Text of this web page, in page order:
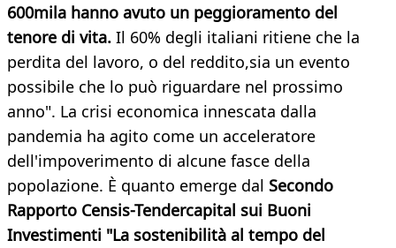
600mila hanno avuto un peggioramento del
tenore di vita. Il 60% degli italiani ritiene che la
perdita del lavoro, o del reddito,sia un evento
possibile che lo può riguardare nel prossimo
anno". La crisi economica innescata dalla
pandemia ha agito come un acceleratore
dell'impoverimento di alcune fasce della
popolazione. È quanto emerge dal Secondo
Rapporto Censis-Tendercapital sui Buoni
Investimenti "La sostenibilità al tempo del